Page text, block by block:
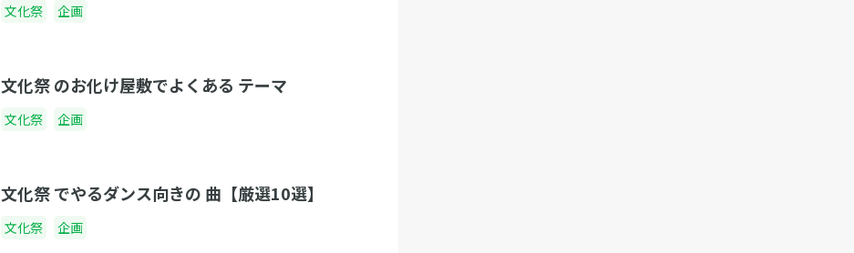
文化祭 企画
文化祭 のお化け屋敷でよくある テーマ
文化祭 企画
文化祭 でやるダンス向きの 曲【厳選10選】
文化祭 企画